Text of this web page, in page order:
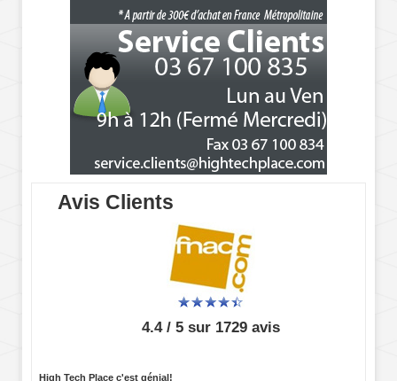
Avis Clients
4.4 / 5 sur 1729 avis
High Tech Place c'est génial!